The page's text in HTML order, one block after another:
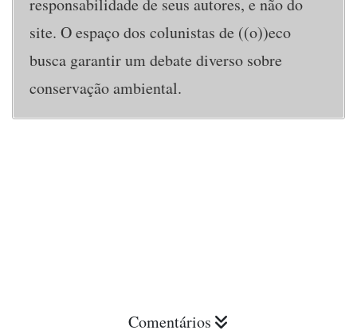
responsabilidade de seus autores, e não do
site. O espaço dos colunistas de ((o))eco
busca garantir um debate diverso sobre
conservação ambiental.
Comentários